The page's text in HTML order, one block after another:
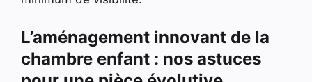
L’aménagement innovant de la
chambre enfant : nos astuces